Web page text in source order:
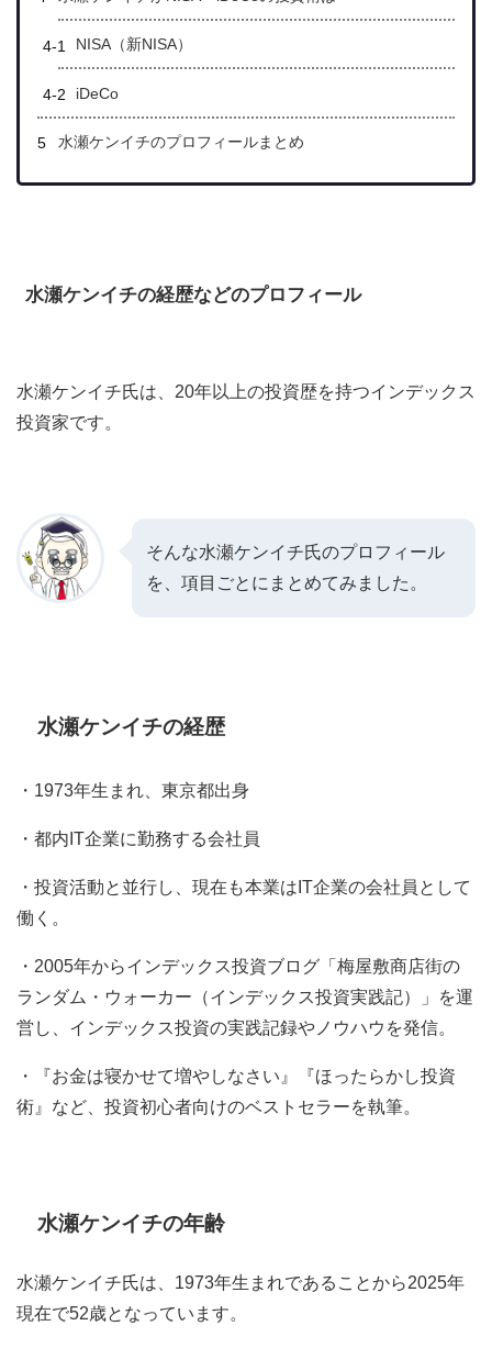
NISA（新NISA）
iDeCo
水瀬ケンイチのプロフィールまとめ
水瀬ケンイチの経歴などのプロフィール
水瀬ケンイチ氏は、20年以上の投資歴を持つインデックス
投資家です。
そんな水瀬ケンイチ氏のプロフィール
を、項目ごとにまとめてみました。
水瀬ケンイチの経歴
・1973年生まれ、東京都出身
・都内IT企業に勤務する会社員
・投資活動と並行し、現在も本業はIT企業の会社員として
働く。
・2005年からインデックス投資ブログ「梅屋敷商店街の
ランダム・ウォーカー（インデックス投資実践記）」を運
営し、インデックス投資の実践記録やノウハウを発信。
・『お金は寝かせて増やしなさい』『ほったらかし投資
術』など、投資初心者向けのベストセラーを執筆。
水瀬ケンイチの年齢
水瀬ケンイチ氏は、1973年生まれであることから2025年
現在で52歳となっています。